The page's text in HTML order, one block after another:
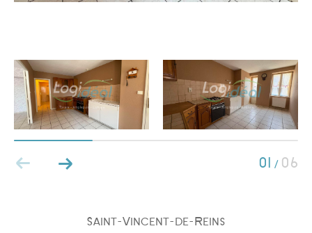
01 / 06
Saint-Vincent-de-Reins
PIÈCES
1 2 4 5